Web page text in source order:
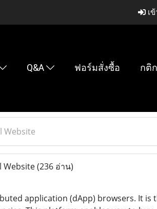
เข้
Q&A ฟอร์มสั่งซื้อ กติ
Website
Website(236 อ่าน)
application (dApp) browsers. It is